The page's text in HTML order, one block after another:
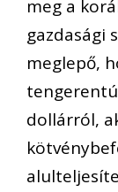
meg a
gazdasági
meglepő,
dollárról,